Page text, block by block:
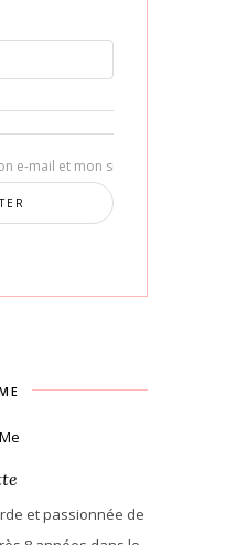
e-mail et mon site dans le
et passionnée de